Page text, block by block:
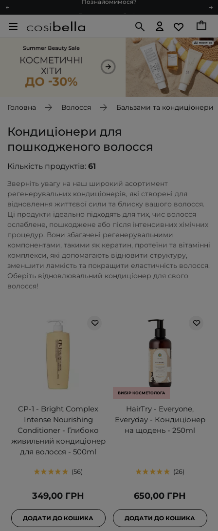
Подарункові картки
Рекомендуй нас і отримуй ще більше балів
Запитай косметолога
Подарункові картки
Головна Волосся Бальзами та кондиціонери
Кондиціонери для
пошкодженого волосся
Кількість продуктів: 61
Зверніть увагу на наш широкий асортимент
регенерувальних кондиціонерів, які створені для
відновлення життєвої сили та блиску вашого волосся.
Ці продукти ідеально підходять для тих, чиє волосся
ослаблене, пошкоджене або після інтенсивних хімічних
процедур. Вони збагачені регенерувальними
компонентами, такими як кератин, протеїни та вітамінні
комплекси, які допомагають відновити структуру,
зменшити ламкість та покращити еластичність волосся.
Оберіть відновлювальний кондиціонер для свого
волосся!
CP-1 - Bright Complex
Intense Nourishing
Conditioner - Глибоко
живильний кондиціонер
для волосся - 500ml
56
349,00 ГРН
ДОДАТИ ДО КОШИКА
ВИБІР КОСМЕТОЛОГА
HairTry - Everyone,
Everyday - Кондиціонер
на щодень - 250ml
26
650,00 ГРН
ДОДАТИ ДО КОШИКА